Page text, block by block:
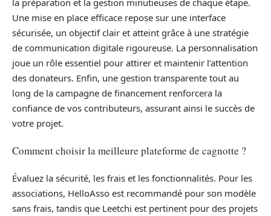
Une mise en place efficace repose sur une interface
sécurisée, un objectif clair et atteint grâce à une stratégie
de communication digitale rigoureuse. La personnalisation
joue un rôle essentiel pour attirer et maintenir l’attention
des donateurs. Enfin, une gestion transparente tout au
long de la campagne de financement renforcera la
confiance de vos contributeurs, assurant ainsi le succès de
votre projet.
Comment choisir la meilleure plateforme de cagnotte ?
Évaluez la sécurité, les frais et les fonctionnalités. Pour les
associations, HelloAsso est recommandé pour son modèle
sans frais, tandis que Leetchi est pertinent pour des projets